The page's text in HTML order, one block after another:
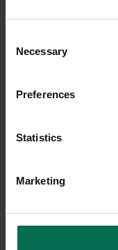
Selection
Necessary
Preferences
Statistics
Marketing
Sparar miljön ca 36 kg